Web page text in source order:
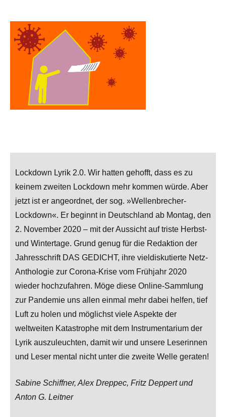
Lockdown Lyrik 2.0. Wir hatten gehofft, dass es zu
keinem zweiten Lockdown mehr kommen würde. Aber
jetzt ist er angeordnet, der sog. »Wellenbrecher-
Lockdown«. Er beginnt in Deutschland ab Montag, den
2. November 2020 – mit der Aussicht auf triste Herbst-
und Wintertage. Grund genug für die Redaktion der
Jahresschrift DAS GEDICHT, ihre vieldiskutierte Netz-
Anthologie zur Corona-Krise vom Frühjahr 2020
wieder hochzufahren. Möge diese Online-Sammlung
zur Pandemie uns allen einmal mehr dabei helfen, tief
Luft zu holen und möglichst viele Aspekte der
weltweiten Katastrophe mit dem Instrumentarium der
Lyrik auszuleuchten, damit wir und unsere Leserinnen
und Leser mental nicht unter die zweite Welle geraten!
Sabine Schiffner, Alex Dreppec, Fritz Deppert und
Anton G. Leitner